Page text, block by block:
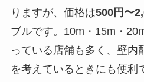
りますが、価格は500円〜
ブルです。10m・15m・
っている店舗も多く、壁内
を考えているときにも便利